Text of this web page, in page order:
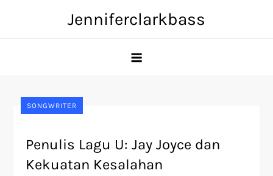
Jenniferclarkbass
SONGWRITER
Penulis Lagu U: Jay Joyce dan
Kekuatan Kesalahan